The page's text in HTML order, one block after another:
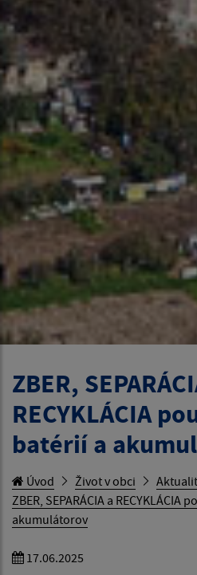
ZBER,
RECYKLÁCIA
batérií a
Úvod Život v obci
ZBER, SEPARÁCIA a RECYKLÁCIA
akumulátorov
17.06.2025